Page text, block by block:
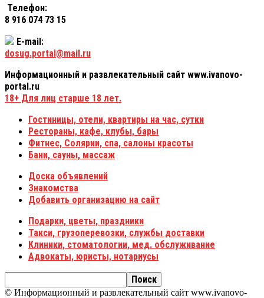
Телефон:
8 916 074 73 15
E-mail:
dosug.portal@mail.ru
Информационный и развлекательный сайт www.ivanovo-
portal.ru
18+ Для лиц старше 18 лет.
Гостиницы, отели, квартиры на час, сутки
Рестораны, кафе, клубы, бары
Фитнес, Солярии, спа, салоны красоты
Бани, сауны, массаж
Доска объявлений
Знакомства
Добавить организацию на сайт
Подарки, цветы, праздники
Такси, грузоперевозки, службы доставки
Клиники, стоматологии, мед. обслуживание
Адвокаты, юристы, нотариусы
© Информационный и развлекательный сайт www.ivanovo-